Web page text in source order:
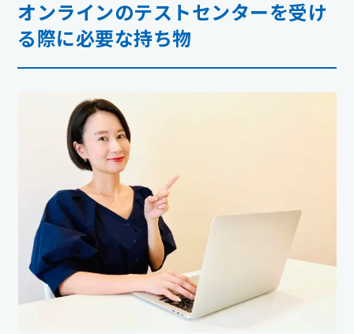
オンラインのテストセンターを受け
る際に必要な持ち物